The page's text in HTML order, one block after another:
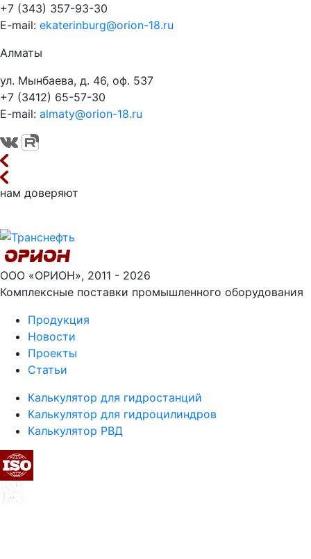
+7 (343) 357-93-30
E-mail: ekaterinburg@orion-18.ru
Алматы
ул. Мынбаева, д. 46, оф. 537
+7 (3412) 65-57-30
E-mail: almaty@orion-18.ru
нам доверяют
ООО «ОРИОН», 2011 - 2026
Комплексные поставки промышленного оборудования
Продукция
Новости
Проекты
Статьи
Калькулятор для гидростанций
Калькулятор для гидроцилиндров
Калькулятор РВД